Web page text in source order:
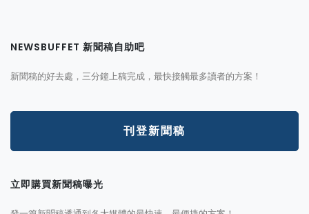
NEWSBUFFET 新聞稿自助吧
新聞稿的好去處，三分鐘上稿完成，最快接觸最多讀者的方案！
刊登新聞稿
立即購買新聞稿曝光